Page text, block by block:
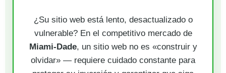
¿Su sitio web está lento, desactualizado o
vulnerable? En el competitivo mercado de
Miami-Dade, un sitio web no es «construir y
olvidar» — requiere cuidado constante para